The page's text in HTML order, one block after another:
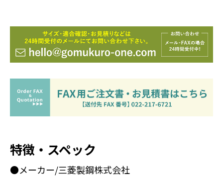
特徴・スペック
●メーカー/三菱製鋼株式会社